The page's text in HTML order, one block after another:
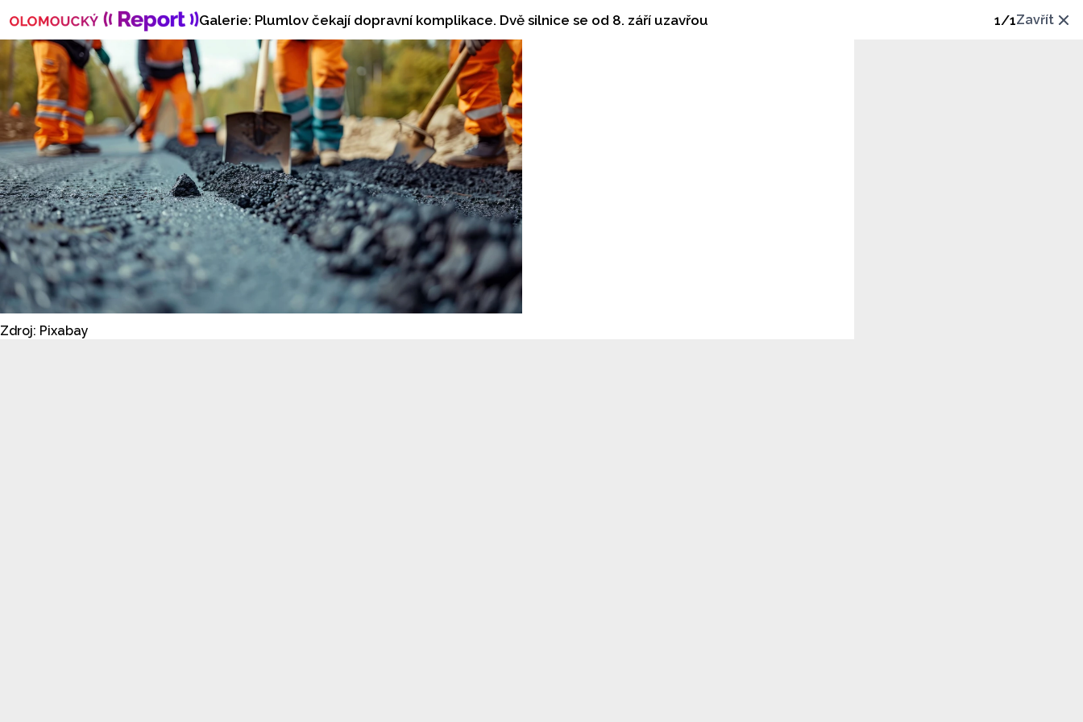
Galerie: Plumlov čekají dopravní komplikace. Dvě silnice se od 8. září uzavřou 1/1Zavřít
Zdroj: Pixabay